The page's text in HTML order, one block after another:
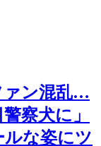
ァン混乱…
察犬に」
な姿にツ